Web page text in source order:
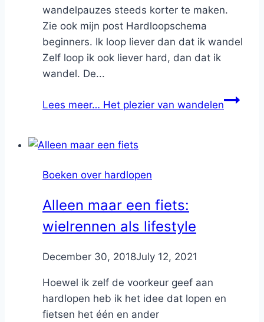
wandelpauzes steeds korter te maken.
Zie ook mijn post Hardloopschema
beginners. Ik loop liever dan dat ik wandel
Zelf loop ik ook liever hard, dan dat ik
wandel. De...
Lees meer… Het plezier van wandelen
Boeken over hardlopen
Alleen maar een fiets:
wielrennen als lifestyle
ByNicole
December 30, 2018July 12, 2021
Hoewel ik zelf de voorkeur geef aan
hardlopen heb ik het idee dat lopen en
fietsen het één en ander